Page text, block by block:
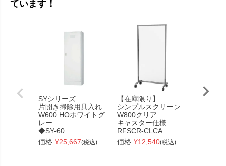
ています！
SYシリーズ
片開き掃除用具入れ
W600 HOホワイトグ
レー
◆SY-60
価格 ¥25,667(税込)
【在庫限り】
シンプルスクリーン
W800クリア
キャスター仕様
RFSCR-CLCA
価格 ¥12,540(税込)
示板
W800グ